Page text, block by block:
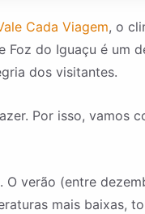
Cada Viagem, o
Foz do Iguaçu é um
dos visitantes.
Por isso, vamos
O verão (entre
mais baixas,